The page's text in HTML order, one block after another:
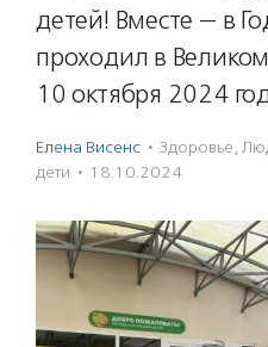
детей! Вместе — в
проходил в
10 октября 2024
Елена Висенс · Здоровье,
дети · 18.10.2024